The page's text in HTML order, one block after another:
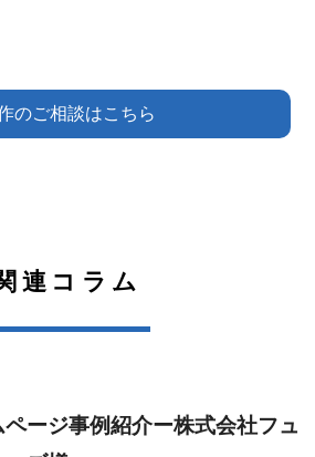
のご相談はこちら
連コラム
例紹介ー有限会社博愛社様ー